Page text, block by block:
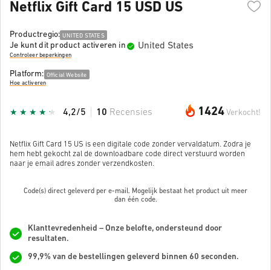
Netflix Gift Card 15 USD US
Productregio: UNITED STATES
Je kunt dit product activeren in United States
Controleer beperkingen
Platform: Official Website
Hoe activeren
1424 Verkocht!
4,2/5 10 Recensies
Netflix Gift Card 15 US is een digitale code zonder vervaldatum. Zodra je
hem hebt gekocht zal de downloadbare code direct verstuurd worden
naar je email adres zonder verzendkosten.
Code(s) direct geleverd per e-mail. Mogelijk bestaat het product uit meer
dan één code.
Klanttevredenheid – Onze belofte, ondersteund door
resultaten.
99,9% van de bestellingen geleverd binnen 60 seconden.